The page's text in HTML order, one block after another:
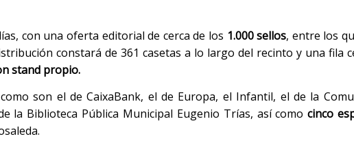
con una oferta editorial de cerca de los 1.000 sellos, entre los
constará de 361 casetas a lo largo del recinto y una fila
stand propio.
son el de CaixaBank, el de Europa, el Infantil, el de la
la Biblioteca Pública Municipal Eugenio Trías, así comocinco